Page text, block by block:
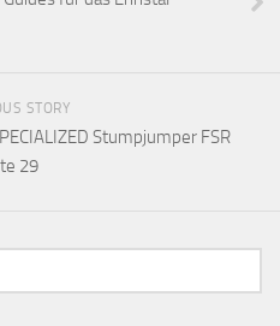
STORY
Stumpjumper FSR
29